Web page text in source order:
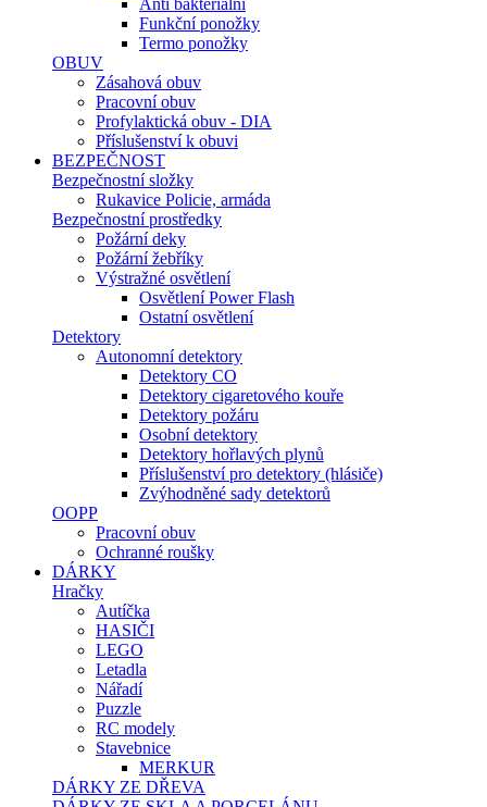
Anti bakteriální
Funkční ponožky
Termo ponožky
OBUV
Zásahová obuv
Pracovní obuv
Profylaktická obuv - DIA
Příslušenství k obuvi
BEZPEČNOST
Bezpečnostní složky
Rukavice Policie, armáda
Bezpečnostní prostředky
Požární deky
Požární žebříky
Výstražné osvětlení
Osvětlení Power Flash
Ostatní osvětlení
Detektory
Autonomní detektory
Detektory CO
Detektory cigaretového kouře
Detektory požáru
Osobní detektory
Detektory hořlavých plynů
Příslušenství pro detektory (hlásiče)
Zvýhodněné sady detektorů
OOPP
Pracovní obuv
Ochranné roušky
DÁRKY
Hračky
Autíčka
HASIČI
LEGO
Letadla
Nářadí
Puzzle
RC modely
Stavebnice
MERKUR
DÁRKY ZE DŘEVA